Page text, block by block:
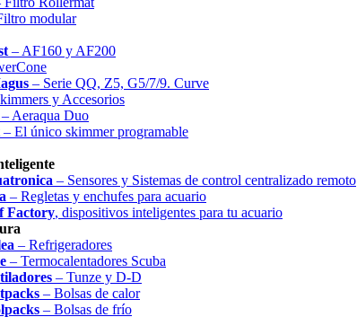
modular
– AF160 y AF200
– Serie QQ, Z5, G5/7/9. Curve
y Accesorios
– Aeraqua Duo
– El único skimmer programable
– Sensores y Sistemas de control centralizado remoto
– Regletas y enchufes para acuario
Factory, dispositivos inteligentes para tu acuario
– Refrigeradores
– Termocalentadores Scuba
– Tunze y D-D
– Bolsas de calor
– Bolsas de frío